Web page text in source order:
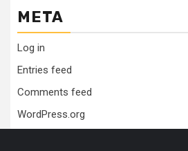
META
Log in
Entries feed
Comments feed
WordPress.org